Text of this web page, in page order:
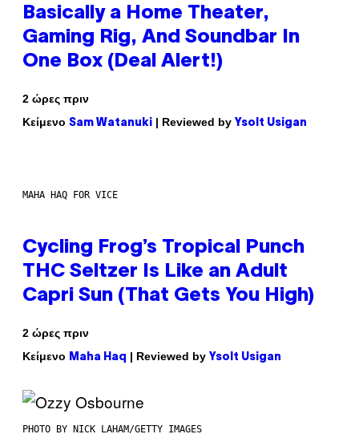
Basically a Home Theater,
Gaming Rig, And Soundbar In
One Box (Deal Alert!)
2 ώρες πριν
Κείμενο Sam Watanuki | Reviewed by Ysolt Usigan
MAHA HAQ FOR VICE
Cycling Frog’s Tropical Punch
THC Seltzer Is Like an Adult
Capri Sun (That Gets You High)
2 ώρες πριν
Κείμενο
Maha Haq | Reviewed by Ysolt Usigan
PHOTO BY NICK LAHAM/GETTY IMAGES